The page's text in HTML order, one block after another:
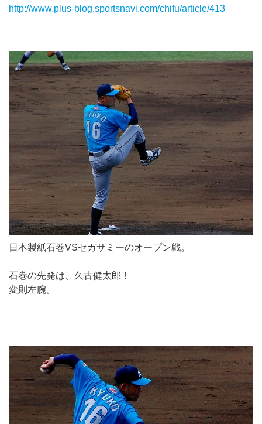
http://www.plus-blog.sportsnavi.com/chifu/article/413
日本製紙石巻VSセガサミーのオープン戦。
石巻の先発は、久古健太郎！
変則左腕。